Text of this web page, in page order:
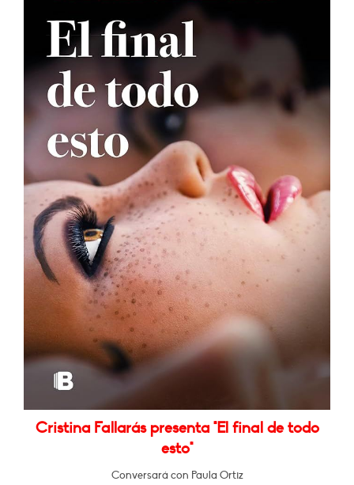
Cristina Fallarás presenta "El final de todo
esto"
Conversará con Paula Ortiz